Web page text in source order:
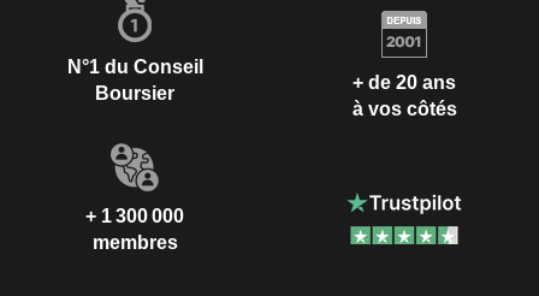
N°1 du Conseil
Boursier
+ de 20 ans
à vos côtés
+ 1 300 000
membres